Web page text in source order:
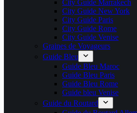
City Guide Marrakech
City Guide New York
City Guide Paris
City Guide Rome
City Guide Venise
Graines de Voyageurs
Guide Bleu
Guide Bleu Maroc
Guide Bleu Paris
Guide Bleu Rome
Guide bleu Venise
Guide du Routard